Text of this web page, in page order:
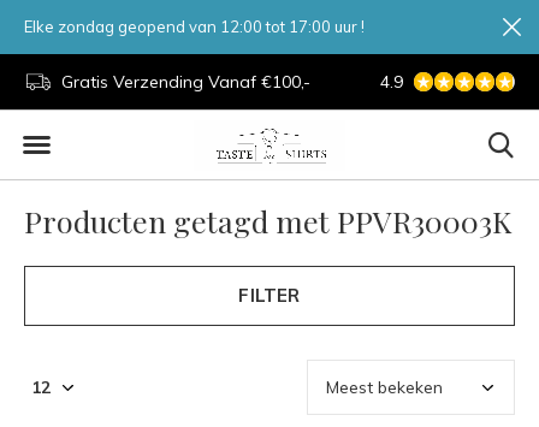
Gratis Verzending Vanaf €100,- 7 Dagen Per
4.9
Elke zondag geopend van 12:00 tot 17:00 uur !
Producten getagd met PPVR30003K
FILTER